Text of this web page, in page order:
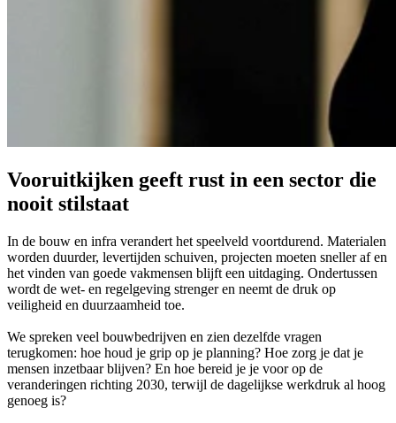
Vooruitkijken geeft rust in een sector die
nooit stilstaat
In de bouw en infra verandert het speelveld voortdurend. Materialen
worden duurder, levertijden schuiven, projecten moeten sneller af en
het vinden van goede vakmensen blijft een uitdaging. Ondertussen
wordt de wet- en regelgeving strenger en neemt de druk op
veiligheid en duurzaamheid toe.
We spreken veel bouwbedrijven en zien dezelfde vragen
terugkomen: hoe houd je grip op je planning? Hoe zorg je dat je
mensen inzetbaar blijven? En hoe bereid je je voor op de
veranderingen richting 2030, terwijl de dagelijkse werkdruk al hoog
genoeg is?